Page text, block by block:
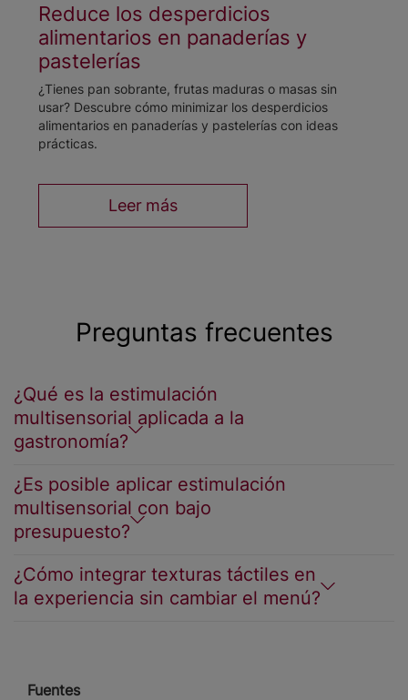
Reduce los desperdicios
alimentarios en panaderías y
pastelerías
¿Tienes pan sobrante, frutas maduras o masas sin
usar? Descubre cómo minimizar los desperdicios
alimentarios en panaderías y pastelerías con ideas
prácticas.
Leer más
Preguntas frecuentes
¿Qué es la estimulación
multisensorial aplicada a la
gastronomía?
¿Es posible aplicar estimulación
multisensorial con bajo
presupuesto?
¿Cómo integrar texturas táctiles en
la experiencia sin cambiar el menú?
Fuentes